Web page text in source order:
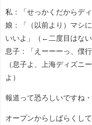
私：「せっかくだからデ
娘：「（以前より）マシ
いいよ」（←二度目はない
息子：「えーーーっ、僕
（息子よ、上海ディズニ
よ）
報道って恐ろしいですね・
オープンからしばらくし